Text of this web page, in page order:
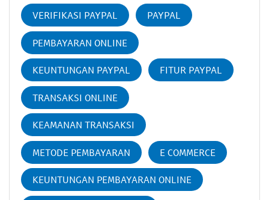
VERIFIKASI PAYPAL PAYPAL
PEMBAYARAN ONLINE
KEUNTUNGAN PAYPAL FITUR PAYPAL
TRANSAKSI ONLINE
KEAMANAN TRANSAKSI
METODE PEMBAYARAN E COMMERCE
KEUNTUNGAN PEMBAYARAN ONLINE